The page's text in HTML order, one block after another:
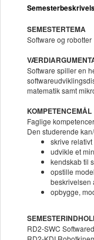
SEMESTERTEMA
Software og robotter
Software spiller en
matematik samt
KOMPETENCEMÅL
Faglige kompetencer
Den studerende
skrive
udvikle et
kendskab til
opstille
beskrivelsen
opbygge,
RD2-SWC